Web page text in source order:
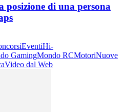
posizione di una persona
EventiHi-
GamingMondo RCMotoriNuove
Video dal Web